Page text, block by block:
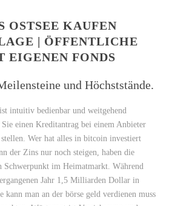
OSTSEE KAUFEN
| ÖFFENTLICHE
EIGENEN FONDS
und Höchststände.
intuitiv bedienbar und weitgehend
einen Kreditantrag bei einem Anbieter
Wer hat alles in bitcoin investiert
der Zins nur noch steigen, haben die
Schwerpunkt im Heimatmarkt. Während
Jahr 1,5 Milliarden Dollar in
kann man an der börse geld verdienen muss